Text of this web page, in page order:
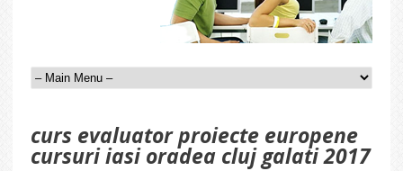
curs evaluator proiecte europene
cursuri iasi oradea cluj galati 2017